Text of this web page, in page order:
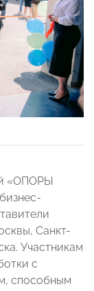
«ОПОРЫ
Санкт-
Участникам
с
способным